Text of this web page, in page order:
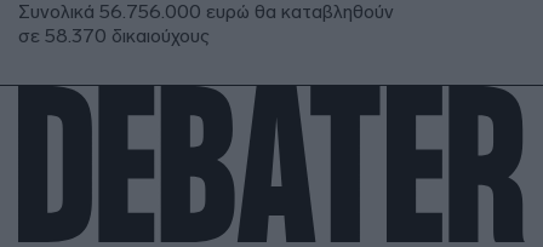
Συνολικά 56.756.000 ευρώ θα καταβληθούν
σε 58.370 δικαιούχους